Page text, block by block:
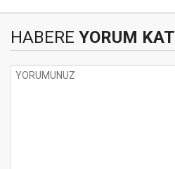
HABERE YORUM KAT